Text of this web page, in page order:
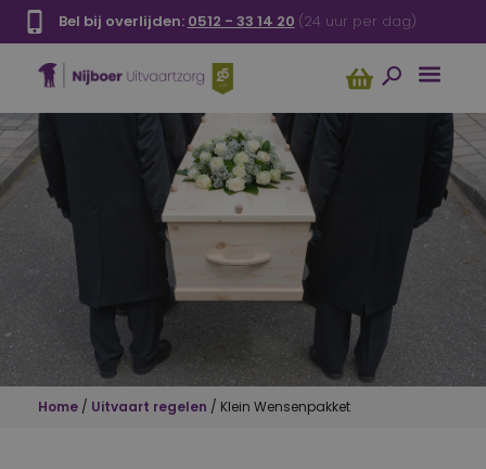
Bel bij overlijden: 0512 - 33 14 20 (24 uur per dag)
Home / Uitvaart regelen / Klein Wensenpakket